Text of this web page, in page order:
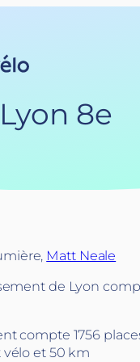
Lyon 8e
Matt Neale
de Lyon
compte 1756
et 50 km